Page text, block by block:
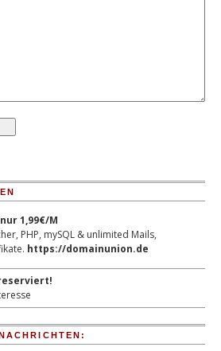
1,99€/M
PHP, mySQL & unlimited Mails,
https://domainunion.de